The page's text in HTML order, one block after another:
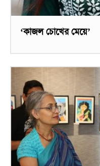
‘কাজল চোখের মেয়ে’